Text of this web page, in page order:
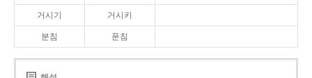
거시기 거시키
분침 푼침